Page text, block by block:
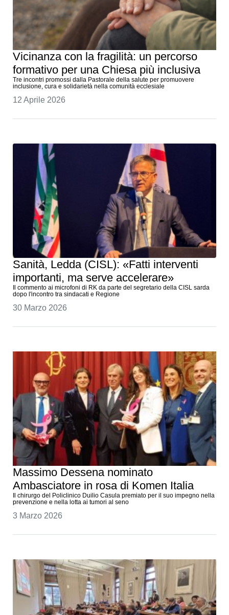
Vicinanza con la fragilità: un percorso
formativo per una Chiesa più inclusiva
Tre incontri promossi dalla Pastorale della salute per promuovere
inclusione, cura e solidarietà nella comunità ecclesiale
12 Aprile 2026
Sanità, Ledda (CISL): «Fatti interventi
importanti, ma serve accelerare»
Il commento ai microfoni di RK da parte del segretario della CISL sarda
dopo l'incontro tra sindacati e Regione
30 Marzo 2026
Massimo Dessena nominato
Ambasciatore in rosa di Komen Italia
Il chirurgo del Policlinico Duilio Casula premiato per il suo impegno nella
prevenzione e nella lotta ai tumori al seno
3 Marzo 2026